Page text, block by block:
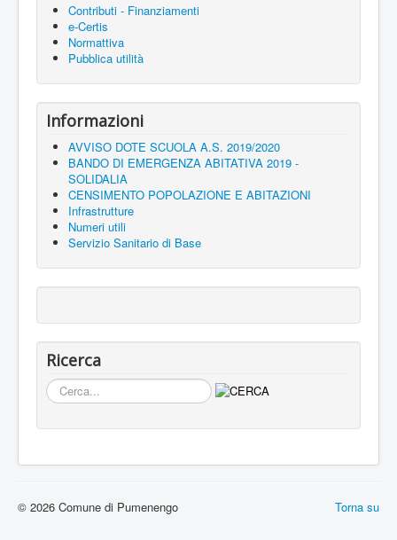
Contributi - Finanziamenti
e-Certis
Normattiva
Pubblica utilità
Informazioni
AVVISO DOTE SCUOLA A.S. 2019/2020
BANDO DI EMERGENZA ABITATIVA 2019 -
SOLIDALIA
CENSIMENTO POPOLAZIONE E ABITAZIONI
Infrastrutture
Numeri utili
Servizio Sanitario di Base
Ricerca
Cerca...
Torna su
© 2026 Comune di Pumenengo